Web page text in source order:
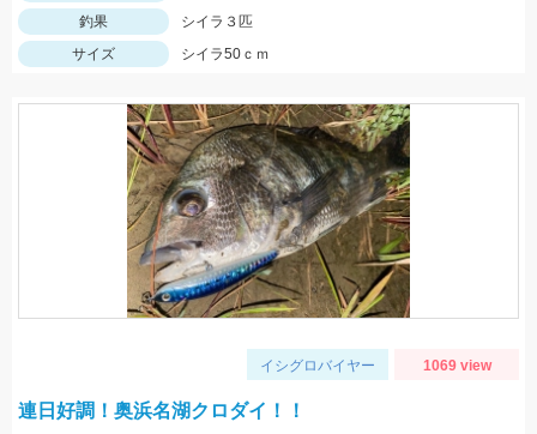
釣果
シイラ３匹
サイズ
シイラ50ｃｍ
イシグロバイヤー 1069 view
連日好調！奥浜名湖クロダイ！！